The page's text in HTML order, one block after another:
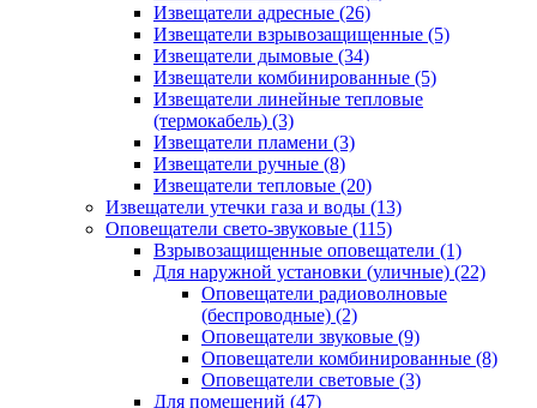
Извещатели адресные (26)
Извещатели взрывозащищенные (5)
Извещатели дымовые (34)
Извещатели комбинированные (5)
Извещатели линейные тепловые
(термокабель) (3)
Извещатели пламени (3)
Извещатели ручные (8)
Извещатели тепловые (20)
Извещатели утечки газа и воды (13)
Оповещатели свето-звуковые (115)
Взрывозащищенные оповещатели (1)
Для наружной установки (уличные) (22)
Оповещатели радиоволновые
(беспроводные) (2)
Оповещатели звуковые (9)
Оповещатели комбинированные (8)
Оповещатели световые (3)
Для помещений (47)